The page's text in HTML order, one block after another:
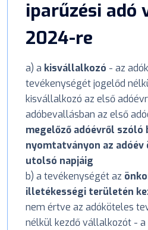
iparűzési adó
2024-re
a) a kisvállalkozó - az
tevékenységét jogelőd
kisvállalkozó az első
adóbevallásban az első
megelőző adóévről szóló
nyomtatványon az adóév
utolsó napjáig
b) a tevékenységét az
illetékességi területén
nem értve az adóköteles
nélkül kezdő vállalkozót - a